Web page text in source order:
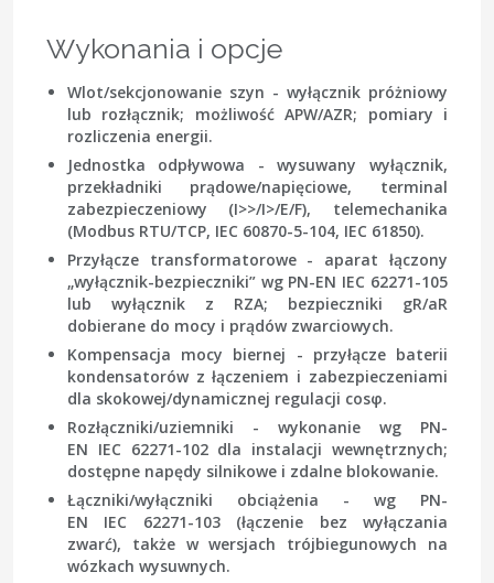
Wykonania i opcje
Wlot/sekcjonowanie szyn - wyłącznik próżniowy
lub rozłącznik; możliwość APW/AZR; pomiary i
rozliczenia energii.
Jednostka odpływowa - wysuwany wyłącznik,
przekładniki prądowe/napięciowe, terminal
zabezpieczeniowy (I>>/I>/E/F), telemechanika
(Modbus RTU/TCP, IEC 60870-5-104, IEC 61850).
Przyłącze transformatorowe- aparat łączony
„wyłącznik-bezpieczniki” wg PN-EN IEC 62271-105
lub wyłącznik z RZA; bezpieczniki gR/aR
dobierane do mocy i prądów zwarciowych.
Kompensacja mocy biernej - przyłącze baterii
kondensatorów z łączeniem i zabezpieczeniami
dla skokowej/dynamicznej regulacji cosφ.
Rozłączniki/uziemniki - wykonanie wg PN-
EN IEC 62271-102dla instalacji wewnętrznych;
dostępne napędy silnikowe i zdalne blokowanie.
Łączniki/wyłączniki obciążenia - wg PN-
EN IEC 62271-103(łączenie bez wyłączania
zwarć), także w wersjach trójbiegunowych na
wózkach wysuwnych.